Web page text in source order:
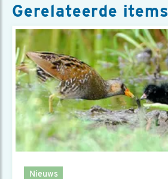
Gerelateerde items
Nieuws